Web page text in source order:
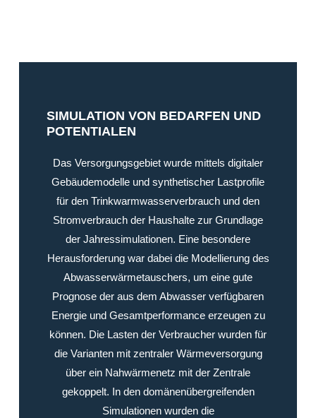
SIMULATION VON BEDARFEN UND
POTENTIALEN
Das Versorgungsgebiet wurde mittels digitaler
Gebäudemodelle und synthetischer Lastprofile
für den Trinkwarmwasserverbrauch und den
Stromverbrauch der Haushalte zur Grundlage
der Jahressimulationen. Eine besondere
Herausforderung war dabei die Modellierung des
Abwasserwärmetauschers, um eine gute
Prognose der aus dem Abwasser verfügbaren
Energie und Gesamtperformance erzeugen zu
können. Die Lasten der Verbraucher wurden für
die Varianten mit zentraler Wärmeversorgung
über ein Nahwärmenetz mit der Zentrale
gekoppelt. In den domänenübergreifenden
Simulationen wurden die